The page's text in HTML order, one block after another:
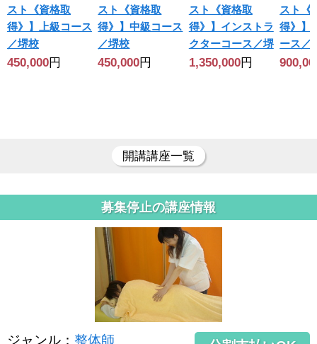
スト《資格取
得》】上級コース
／堺校
450,000円
スト《資格取
得》】中級コース
／堺校
450,000円
スト《資格取
得》】インストラ
クターコース／堺
1,350,000円
スト《
得》】
ース／
開講講座一覧
募集停止の講座情報
ジャンル ： 整体師